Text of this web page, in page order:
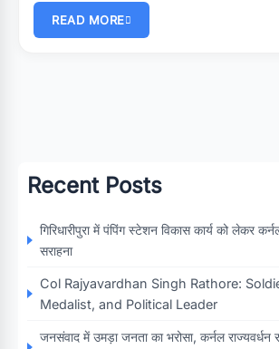
READ MORE
Recent Posts
गिरिधारीपुरा में पंपिंग स्टेशन विकास कार्य को लेकर
सराहना
Col Rajyavardhan Singh Rathore:
Medalist, and Political Leader
जनसंवाद में उमड़ा जनता का भरोसा, कर्नल राज्यवर्धन